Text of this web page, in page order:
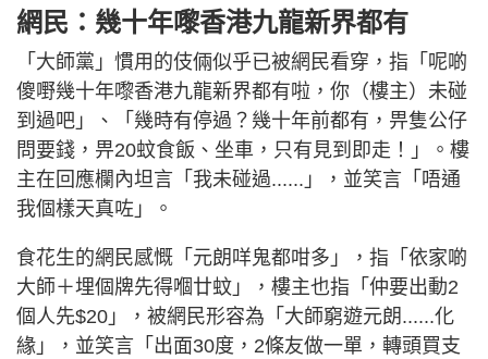
網民：幾十年嚟香港九龍新界都有
「大師黨」慣用的伎倆似乎已被網民看穿，指「呢啲
傻嘢幾十年嚟香港九龍新界都有啦，你（樓主）未碰
到過吧」、「幾時有停過？幾十年前都有，畀隻公仔
問要錢，畀20蚊食飯、坐車，只有見到即走！」。樓
主在回應欄內坦言「我未碰過......」，並笑言「唔通
我個樣天真咗」。
食花生的網民感慨「元朗咩鬼都咁多」，指「依家啲
大師＋埋個牌先得嗰廿蚊」，樓主也指「仲要出動2
個人先$20」，被網民形容為「大師窮遊元朗......化
緣」，並笑言「出面30度，2條友做一單，轉頭買支